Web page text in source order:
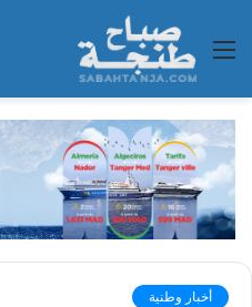
القائمة
أخبار وطنية